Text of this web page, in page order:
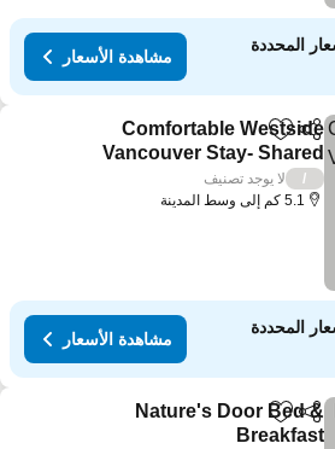
المحددة
مشاهدة الأسعار
مشاركةAdd to favorites
Comfortable Westside
Vancouver Stay- Shared
House
مشاهدة الأسعار
لا يوجد تصنيف
5.1 كم إلى وسط المدينة
المحددة
مشاهدة الأسعار
مشاركةAdd to favorites
Nature's Door Bed &
Breakfast